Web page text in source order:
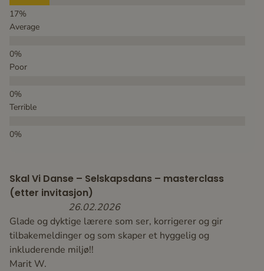
Average
Poor
Terrible
Skal Vi Danse – Selskapsdans – masterclass
(etter invitasjon)
26.02.2026
Glade og dyktige lærere som ser, korrigerer og gir
tilbakemeldinger og som skaper et hyggelig og
inkluderende miljø!!
Marit W.